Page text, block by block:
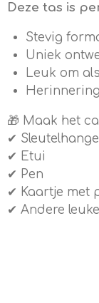
Deze tas is
Stevig
Uniek
Leuk om
🎁 Maak het
✔
✔ Etui
✔ Pen
✔ Kaartje met
✔ Andere